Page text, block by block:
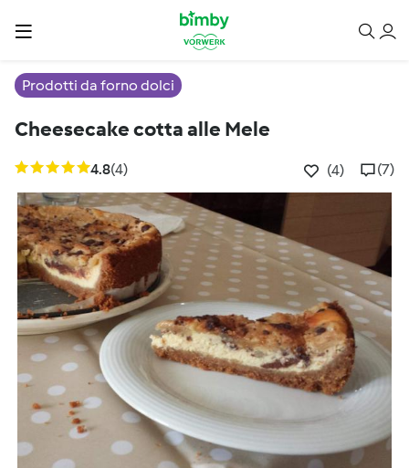
Prodotti da forno dolci
Cheesecake cotta alle Mele
4.8(4) (4) (7)